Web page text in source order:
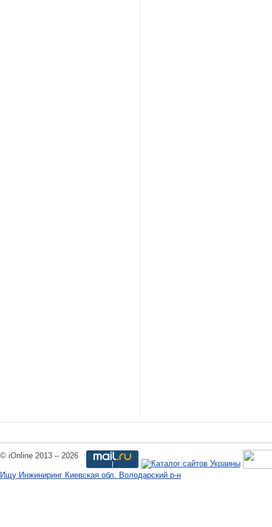
© iOnline 2013 – 2026
Ищу Инжиниринг Киевская обл. Володарский р-н